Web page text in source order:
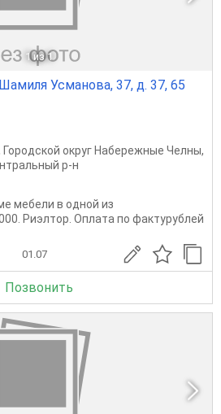
1 из 1
Усманова, 37, д. 37, 65
Городской округ Набережные Челны,
р-н
мебели в одной из
Риэлтор. Оплата по фактурублей
01.07
Позвонить